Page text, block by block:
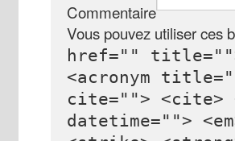
Commentaire
Vous pouvez utiliser ces
href=""
<acronym
cite=""> <cite>
datetime="">